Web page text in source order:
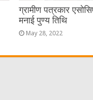
ग्रामीण पत्रकार
मनाई पुण्य तिथि
May 28, 2022